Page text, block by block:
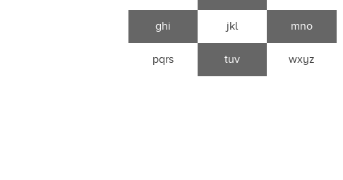
ghi jkl mno
pqrs tuv wxyz